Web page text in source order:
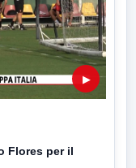
▶
Flores per il